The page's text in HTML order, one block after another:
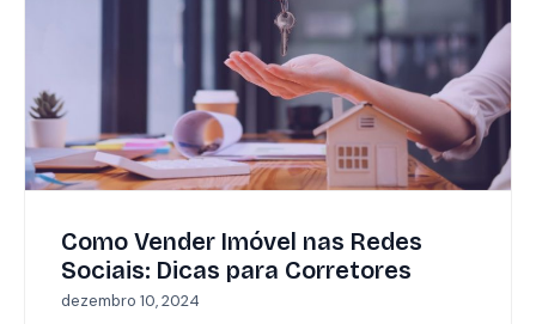
Como Vender Imóvel nas Redes
Sociais: Dicas para Corretores
dezembro 10, 2024